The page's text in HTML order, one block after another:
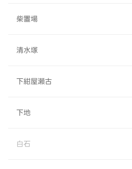
柴置場
清水塚
下紺屋瀬古
下地
白石